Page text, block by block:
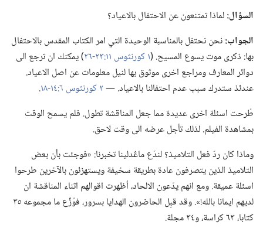
السؤال:‏لماذا تمتنعون عن الاحتفال بالاعياد؟‏
الجواب:‏نحن نحتفل بالمناسبة الوحيدة التي امر الكتاب المقدس بالاحتفال
بها:‏ ذكرى موت يسوع المسيح.‏ (‏١ كورنثوس ١١:‏٢٣-‏٢٦
‏)‏ يمكنك ان ترجع الى
دوائر المعارف ومراجع اخرى موثوق بها لنيل معلومات عن اصل الاعياد.‏
عندئذ ستدرك سبب عدم احتفالنا بالاعياد.‏ —‏٢ كورنثوس ٦:‏١٤-‏١٨
‏.‏
طُرحت اسئلة اخرى عديدة مما جعل المناقشة تطول.‏ فلم يسمح الوقت
بمشاهدة الفيلم.‏ لذلك تأجل عرضه الى وقت لاحق.‏
وماذا كان ردّ فعل التلاميذ؟‏ لندَع ماڠدلينا تخبرنا:‏ «فوجئت بأن بعض
التلاميذ الذين يتصرفون عادة بطريقة سخيفة ويستهزئون بالآخرين طرحوا
اسئلة عميقة.‏ ومع انهم يدّعون الالحاد،‏ أظهرت اقوالهم اثناء المناقشة ان
لديهم ايمانا بالله!‏».‏ وقد قبِل الحاضرون الهدايا بسرور،‏ فوُزِّع ما مجموعه ٣٥
كتابا،‏ ٦٣ كراسة،‏ و٣٤ مجلة.‏